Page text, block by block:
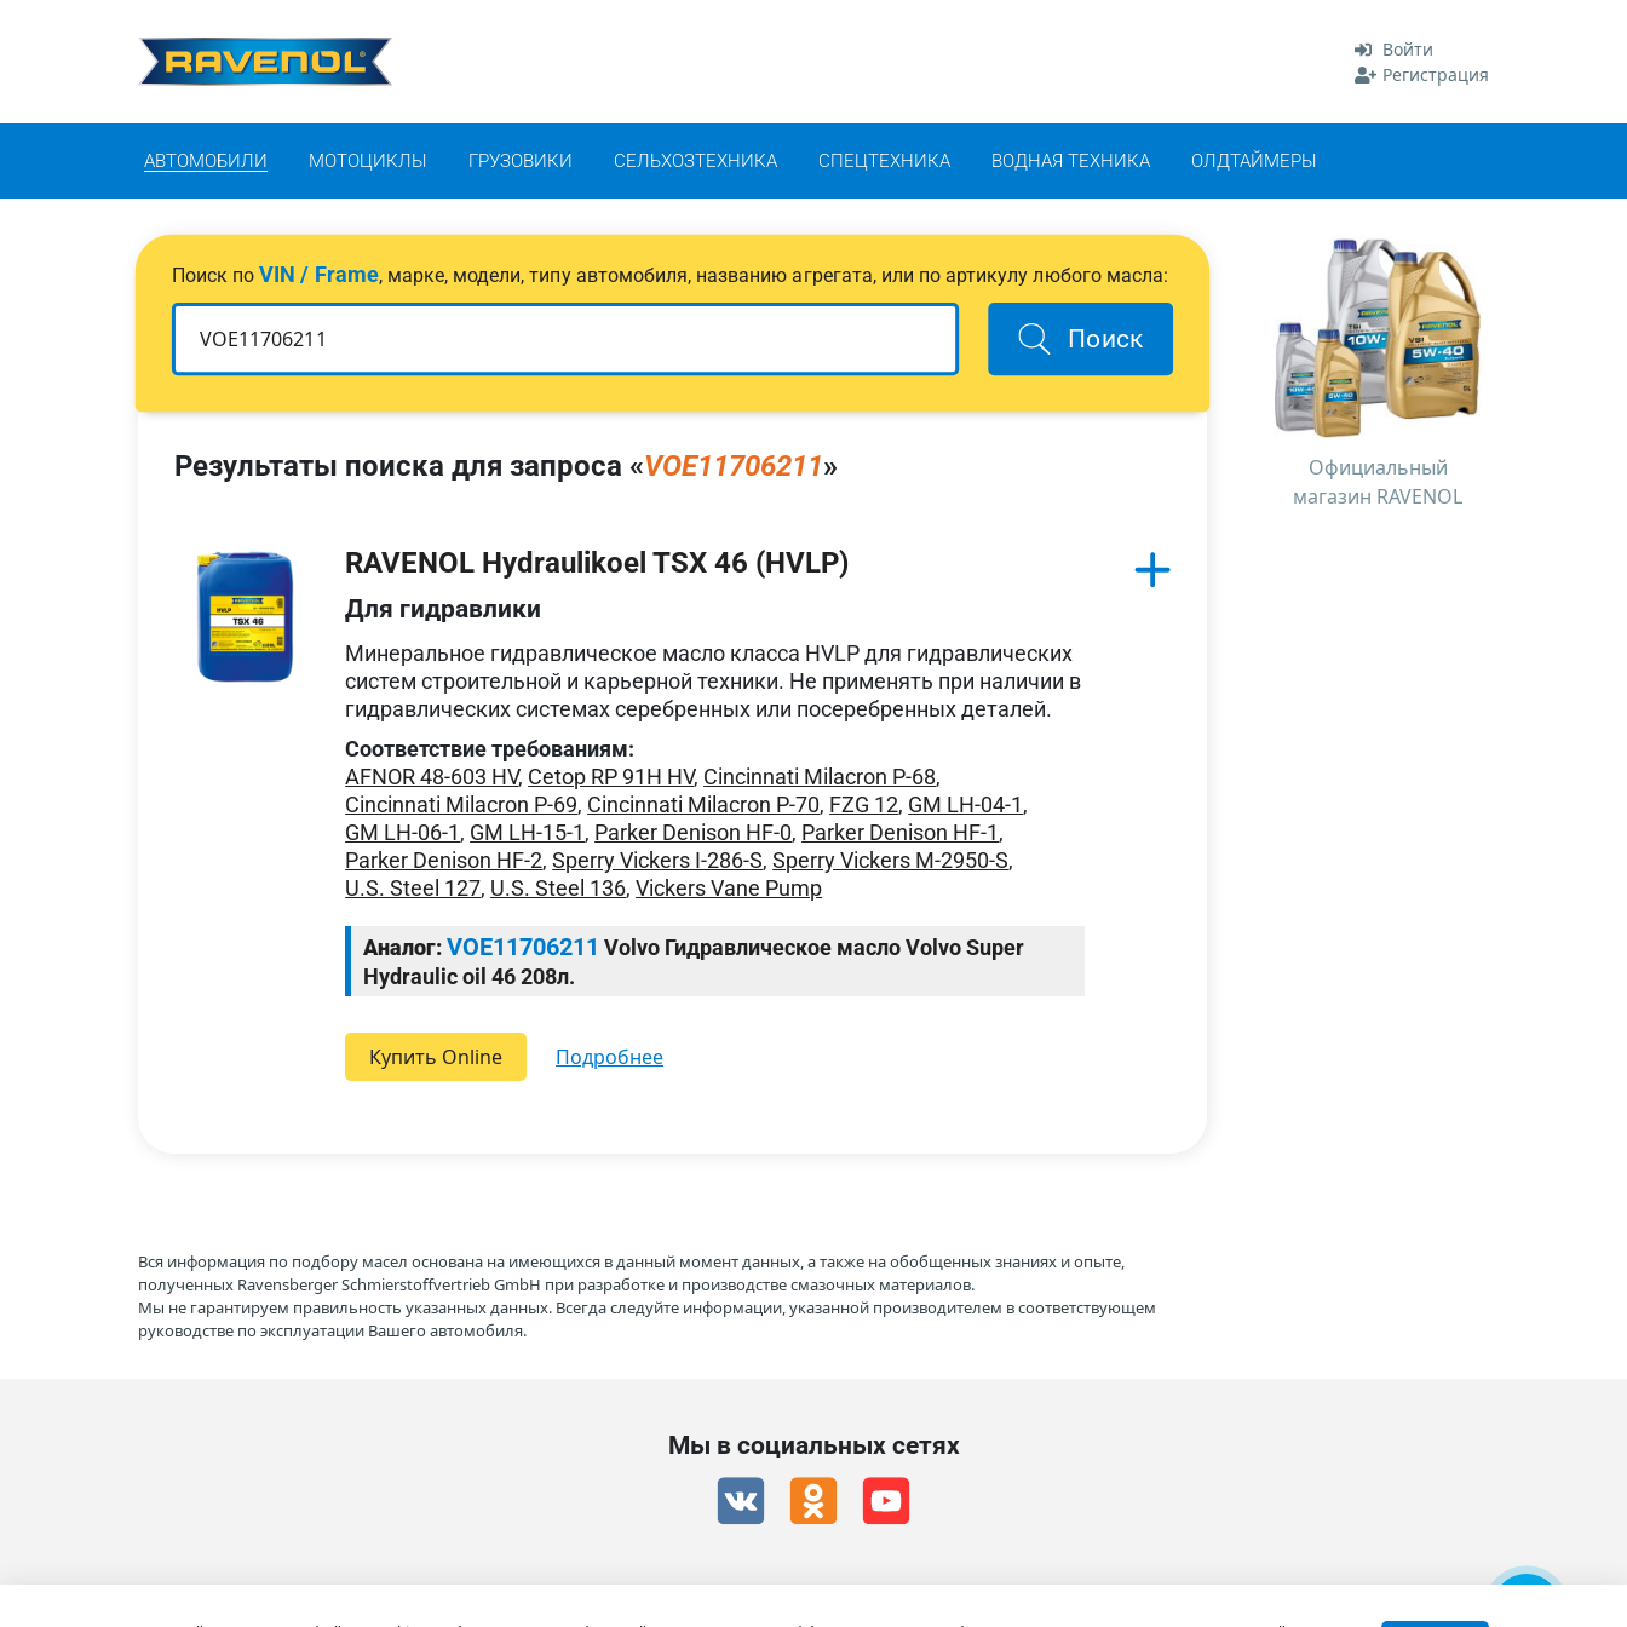
Войти
Регистрация
АВТОМОБИЛИ МОТОЦИКЛЫ ГРУЗОВИКИ СЕЛЬХОЗТЕХНИКА СПЕЦТЕХНИКА ВОДНАЯ ТЕХНИКА ОЛДТАЙМЕРЫ
Поиск поVIN / Frame, марке, модели, типу автомобиля, названию агрегата, или по артикулу любого масла:
Поиск
Результаты поиска для запроса «VOE11706211»
RAVENOL Hydraulikoel TSX 46 (HVLP)
Для гидравлики
Минеральное гидравлическое масло класса HVLP для гидравлических
систем строительной и карьерной техники. Не применять при наличии в
гидравлических системах серебренных или посеребренных деталей.
Соответствие требованиям:
AFNOR 48-603 HV, Cetop RP 91H HV, Cincinnati Milacron P-68,
Cincinnati Milacron P-69, Cincinnati Milacron P-70, FZG 12, GM LH-04-1,
GM LH-06-1, GM LH-15-1, Parker Denison HF-0, Parker Denison HF-1,
Parker Denison HF-2,Sperry Vickers I-286-S,Sperry Vickers M-2950-S,
U.S. Steel 127, U.S. Steel 136,Vickers Vane Pump
Аналог:VOE11706211 Volvo Гидравлическое масло Volvo Super
Hydraulic oil 46 208л.
Купить Online подробнее
Официальный
магазин RAVENOL
Вся информация по подбору масел основана на имеющихся в данный момент данных, а также на обобщенных знаниях и опыте,
полученных Ravensberger Schmierstoffvertrieb GmbH при разработке и производстве смазочных материалов.
Мы не гарантируем правильность указанных данных. Всегда следуйте информации, указанной производителем в соответствующем
руководстве по эксплуатации Вашего автомобиля.
Мы в социальных сетях